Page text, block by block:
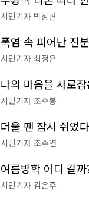
시민기자 박상현
시민기자 최정윤
시민기자 조수봉
시민기자 조수연
시민기자 김은주